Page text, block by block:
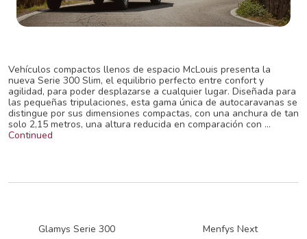
Vehículos compactos llenos de espacio McLouis presenta la
nueva Serie 300 Slim, el equilibrio perfecto entre confort y
agilidad, para poder desplazarse a cualquier lugar. Diseñada para
las pequeñas tripulaciones, esta gama única de autocaravanas se
distingue por sus dimensiones compactas, con una anchura de tan
solo 2,15 metros, una altura reducida en comparación con …
Continued
Glamys Serie 300
Menfys Next